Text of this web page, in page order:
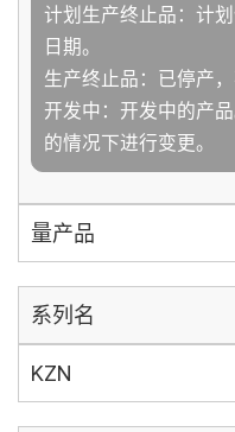
计划生产终止品：计
日期。
生产终止品：已停产
开发中：开发中的产
的情况下进行变更。
量产品
系列名
KZN